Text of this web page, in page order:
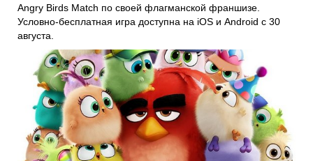
Angry Birds Match по своей флагманской франшизе.
Условно-бесплатная игра доступна на iOS и Android с 30
августа.